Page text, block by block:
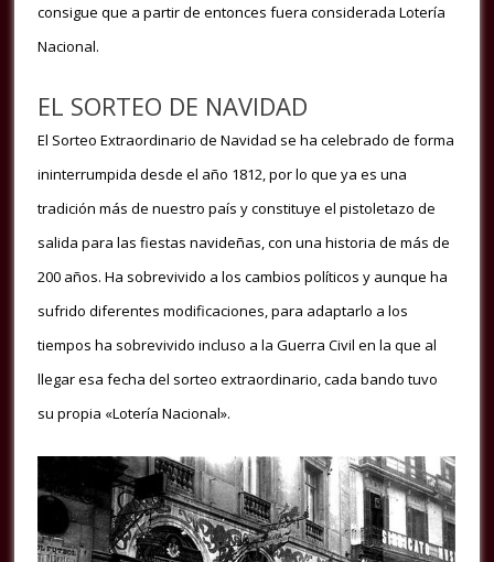
consigue que a partir de entonces fuera considerada Lotería
Nacional.
EL SORTEO DE NAVIDAD
El Sorteo Extraordinario de Navidad se ha celebrado de forma
ininterrumpida desde el año 1812, por lo que ya es una
tradición más de nuestro país y constituye el pistoletazo de
salida para las fiestas navideñas, con una historia de más de
200 años.Ha sobrevivido a los cambios políticos y aunque ha
sufrido diferentes modificaciones, para adaptarlo a los
tiempos ha sobrevivido incluso a la Guerra Civil en la que al
llegar esa fecha del sorteo extraordinario, cada bando tuvo
su propia «Lotería Nacional».